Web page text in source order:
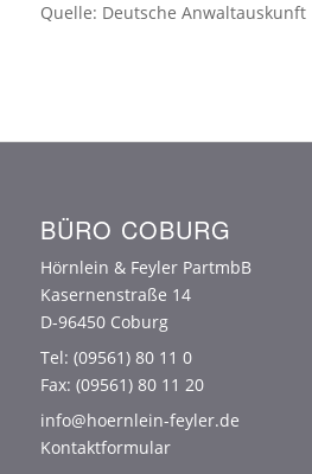
Quelle: Deutsche Anwaltauskunft
BÜRO COBURG
Hörnlein & Feyler PartmbB
Kasernenstraße 14
D-96450 Coburg
Tel: (09561) 80 11 0
Fax: (09561) 80 11 20
info@hoernlein-feyler.de
Kontaktformular